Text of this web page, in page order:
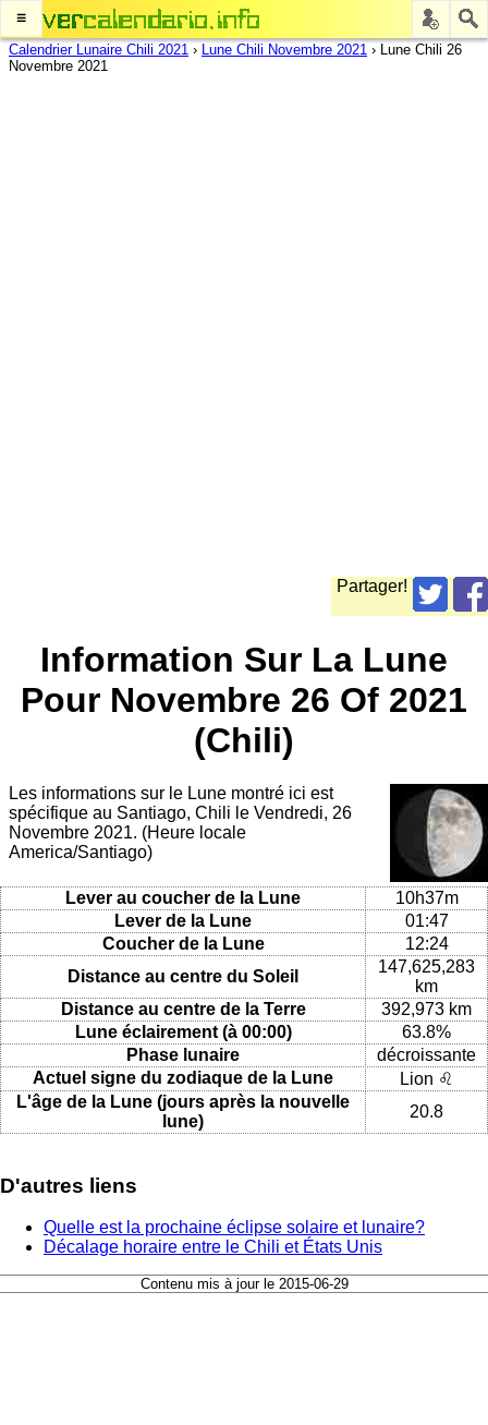
≡
Calendrier Lunaire Chili 2021 › Lune Chili Novembre 2021 › Lune Chili 26
Novembre 2021
Partager!
Information Sur La Lune
Pour Novembre 26 Of 2021
(Chili)
Les informations sur le Lune montré ici est
spécifique au Santiago, Chili le Vendredi, 26
Novembre 2021. (Heure locale
America/Santiago)
Lever au coucher de la Lune
10h37m
Lever de la Lune
01:47
Coucher de la Lune
12:24
Distance au centre du Soleil
147,625,283
km
Distance au centre de la Terre
392,973 km
Lune éclairement (à 00:00)
63.8%
Phase lunaire
décroissante
Actuel signe du zodiaque de la Lune
Lion ♌
L'âge de la Lune (jours après la nouvelle
lune)
20.8
D'autres liens
Quelle est la prochaine éclipse solaire et lunaire?
Décalage horaire entre le Chili et États Unis
Contenu mis à jour le 2015-06-29